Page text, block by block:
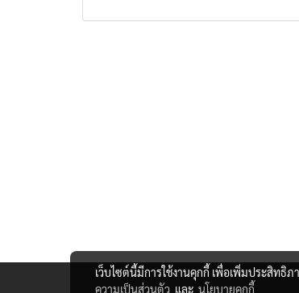
เว็บไซต์นี้มีการใช้งานคุกกี้ เพื่อเพิ่มประสิทธิ
ความเป็นส่วนตัว และ นโยบายคุกกี้